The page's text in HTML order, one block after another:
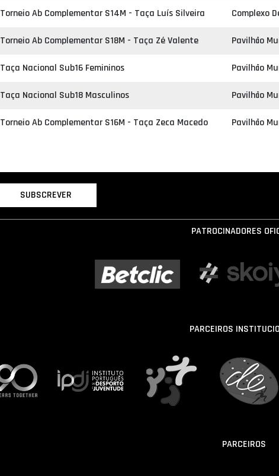
Torneio Ab Complementar S14M - Taça Luís Silveira Complexo
Torneio Ab Complementar S18M - Taça Zé Valente Pavilhão
Taça Nacional Sub16 Femininos Pavilhão
Taça Nacional Sub18 Masculinos Pavilhão
Torneio Ab Complementar S16M - Taça Zeca Macedo Pavilhão
SUBSCREVER
PATROCINADORES
PARCEIROS
PARCEIROS